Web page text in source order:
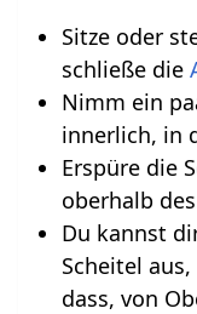
Sitze oder
schließe die
Nimm ein
innerlich, in
Erspüre die
oberhalb des
Du kannst
Scheitel
dass, von